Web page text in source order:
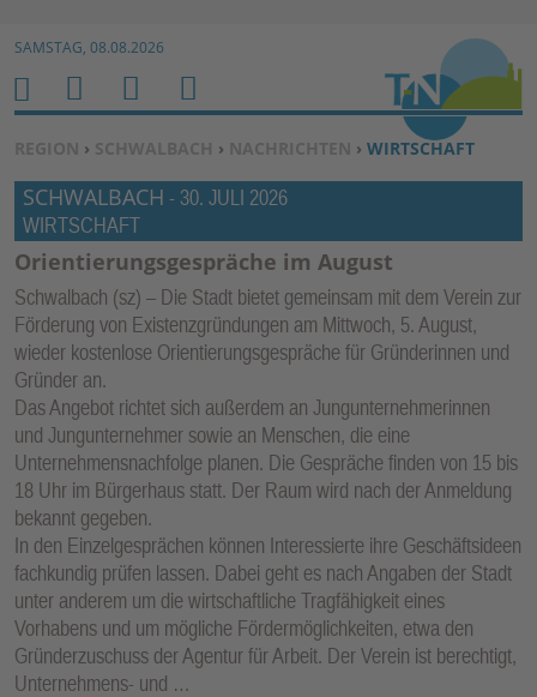
Zum Inhalt springen ↓
SAMSTAG, 08.08.2026
SIE BEFINDEN SICH HIER:
REGION › SCHWALBACH › NACHRICHTEN › WIRTSCHAFT
SCHWALBACH - 30. JULI 2026
WIRTSCHAFT
Orientierungsgespräche im August
Schwalbach (sz) – Die Stadt bietet gemeinsam mit dem Verein zur
Förderung von Existenzgründungen am Mittwoch, 5. August,
wieder kostenlose Orientierungsgespräche für Gründerinnen und
Gründer an.
Das Angebot richtet sich außerdem an Jungunternehmerinnen
und Jungunternehmer sowie an Menschen, die eine
Unternehmensnachfolge planen. Die Gespräche finden von 15 bis
18 Uhr im Bürgerhaus statt. Der Raum wird nach der Anmeldung
bekannt gegeben.
In den Einzelgesprächen können Interessierte ihre Geschäftsideen
fachkundig prüfen lassen. Dabei geht es nach Angaben der Stadt
unter anderem um die wirtschaftliche Tragfähigkeit eines
Vorhabens und um mögliche Fördermöglichkeiten, etwa den
Gründerzuschuss der Agentur für Arbeit. Der Verein ist berechtigt,
Unternehmens- und …
H
O
M
E
M
E
N
U
S
U
C
H
E
N
B
E
N
U
T
Z
E
R
F
N
K
TI
O
N
E
N